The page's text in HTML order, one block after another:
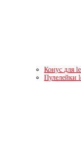
Конус для
Пулелейки